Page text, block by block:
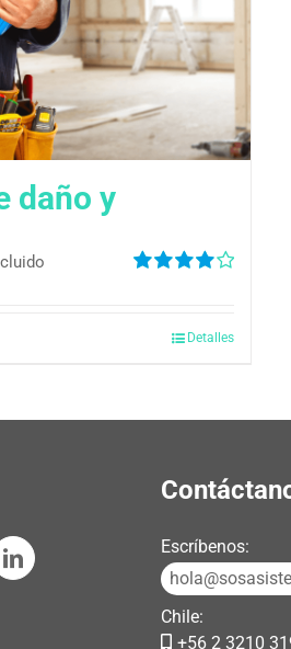
daño y
Detalles
Escríbenos:
Chile:
+56 2 3210